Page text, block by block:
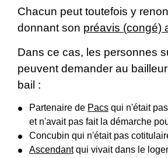
Chacun peut toutefois y
donnant son préavis (congé)
Dans ce cas, les personnes
peuvent demander au
bail :
Partenaire de Pacs qui n'était
et n'avait pas fait la démarche
Concubin qui n'était pas
Ascendantqui vivait dans le